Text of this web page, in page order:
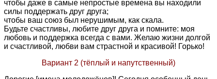
чтобы даже в самые непростые времена вы находили
силы поддержать друг друга;
чтобы ваш союз был нерушимым, как скала.
Будьте счастливы, любите друг друга и помните: моя
любовь и поддержка всегда с вами. Желаю жизни долгой
и счастливой, любви вам страстной и красивой! Горько!
Вариант 2 (тёплый и напутственный)